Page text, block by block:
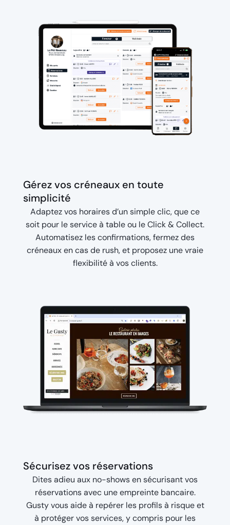
Gérez vos créneaux en toute
simplicité
Adaptez vos horaires d’un simple clic, que ce
soit pour le service à table ou le Click & Collect.
Automatisez les confirmations, fermez des
créneaux en cas de rush, et proposez une vraie
flexibilité à vos clients.
Sécurisez vos réservations
Dites adieu aux no-shows en sécurisant vos
réservations avec une empreinte bancaire.
Gusty vous aide à repérer les profils à risque et
à protéger vos services, y compris pour les